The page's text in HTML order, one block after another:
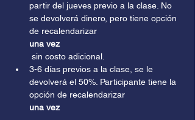
partir del jueves previo a la clase. No
se devolverá dinero, pero tiene opción
de recalendarizar
una vez
sin costo adicional.
3-6 días previos a la clase, se le
devolverá el 50%. Participante tiene la
opción de recalendarizar
una vez